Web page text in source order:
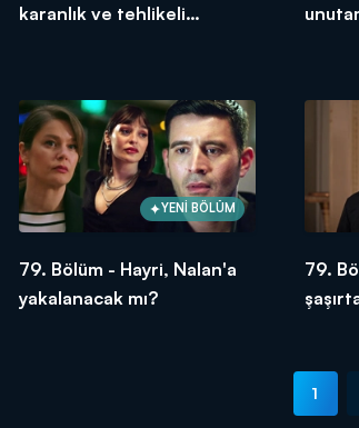
karanlık ve tehlikeli
YENİ BÖLÜM
79. Bölüm - Hayri, Nalan'a
yakalanacak mı?
79.
1